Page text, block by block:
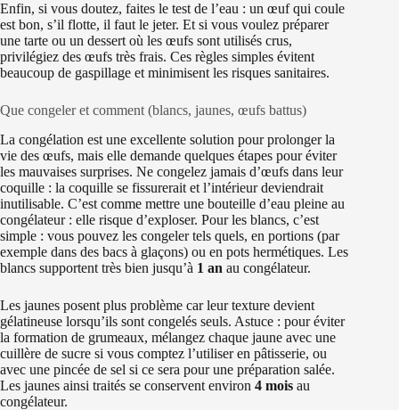
Enfin, si vous doutez, faites le test de l’eau : un œuf qui coule
est bon, s’il flotte, il faut le jeter. Et si vous voulez préparer
une tarte ou un dessert où les œufs sont utilisés crus,
privilégiez des œufs très frais. Ces règles simples évitent
beaucoup de gaspillage et minimisent les risques sanitaires.
Que congeler et comment (blancs, jaunes, œufs battus)
La congélation est une excellente solution pour prolonger la
vie des œufs, mais elle demande quelques étapes pour éviter
les mauvaises surprises. Ne congelez jamais d’œufs dans leur
coquille : la coquille se fissurerait et l’intérieur deviendrait
inutilisable. C’est comme mettre une bouteille d’eau pleine au
congélateur : elle risque d’exploser. Pour les blancs, c’est
simple : vous pouvez les congeler tels quels, en portions (par
exemple dans des bacs à glaçons) ou en pots hermétiques. Les
blancs supportent très bien jusqu’à 1 an au congélateur.
Les jaunes posent plus problème car leur texture devient
gélatineuse lorsqu’ils sont congelés seuls. Astuce : pour éviter
la formation de grumeaux, mélangez chaque jaune avec une
cuillère de sucre si vous comptez l’utiliser en pâtisserie, ou
avec une pincée de sel si ce sera pour une préparation salée.
Les jaunes ainsi traités se conservent environ 4 mois au
congélateur.